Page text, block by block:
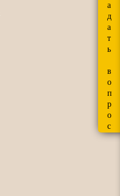
а
д
а
т
ь
в
о
п
р
о
с